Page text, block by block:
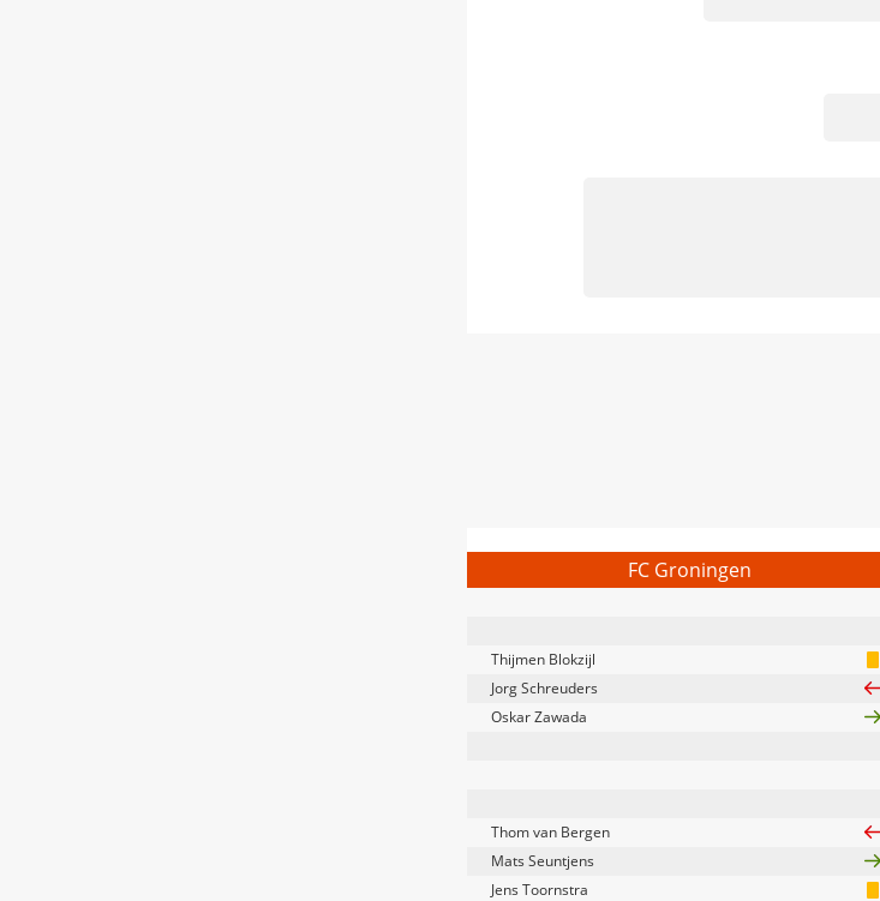
FC Groningen
Thijmen Blokzijl
Jorg Schreuders
Oskar Zawada
Thom van Bergen
Mats Seuntjens
Jens Toornstra